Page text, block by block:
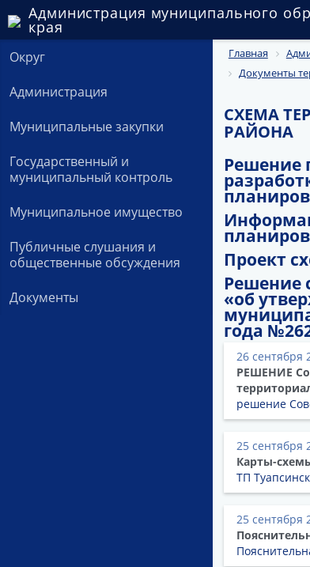
Администрация муниципального
края
Округ
Администрация
Муниципальные закупки
Государственный и
муниципальный контроль
Муниципальное имущество
Публичные слушания и
общественные обсуждения
Документы
Главная
Документы
СХЕМА
РАЙОНА
Решение
Проект
Решение
«об
года
26 сентября
РЕШЕНИЕ
решение
25 сентября
Карты-
ТП
25 сентября